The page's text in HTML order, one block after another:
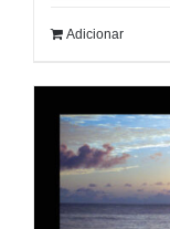
Adicionar